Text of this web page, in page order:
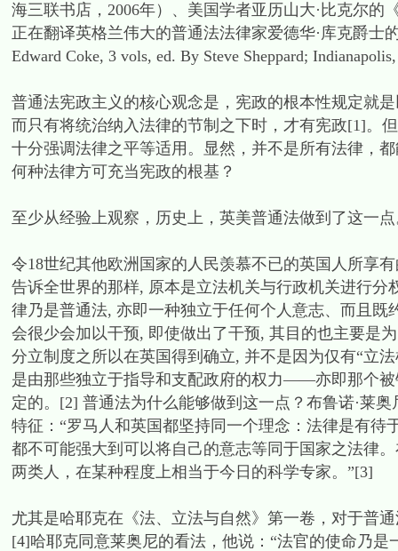
海三联书店，2006年）、美国学者亚历山大·比克尔
正在翻译英格兰伟大的普通法法律家爱德华·库克爵士
Edward Coke, 3 vols, ed. By Steve Sheppard;
普通法宪政主义的核心观念是，宪政的根本性规定就
而只有将统治纳入法律的节制之下时，才有宪政[1]。
十分强调法律之平等适用。显然，并不是所有法律，
何种法律方可充当宪政的根基？
至少从经验上观察，历史上，英美普通法做到了这一
令18世纪其他欧洲国家的人民羡慕不已的英国人所享
告诉全世界的那样, 原本是立法机关与行政机关进行
律乃是普通法, 亦即一种独立于任何个人意志、而且
会很少会加以干预, 即使做出了干预, 其目的也主要是
分立制度之所以在英国得到确立, 并不是因为仅有“立
是由那些独立于指导和支配政府的权力——亦即那个
定的。[2] 普通法为什么能够做到这一点？布鲁诺·莱
特征：“罗马人和英国都坚持同一个理念：法律是有
都不可能强大到可以将自己的意志等同于国家之法律
两类人，在某种程度上相当于今日的科学专家。”[3]
尤其是哈耶克在《法、立法与自然》第一卷，对于普
[4]哈耶克同意莱奥尼的看法，他说：“法官的使命乃